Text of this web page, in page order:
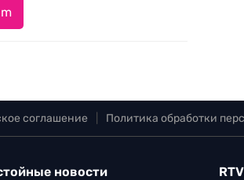
соглашение Политика обработки
новости